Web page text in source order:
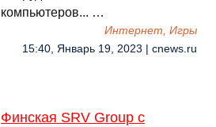
компьютеров... …
Интернет, Игры
15:40, Январь 19, 2023 | cnews.ru
Финская SRV Group с